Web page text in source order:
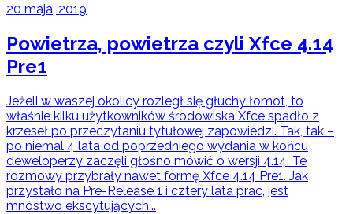
20 maja, 2019
Powietrza, powietrza czyli Xfce 4.14
Pre1
Jeżeli w waszej okolicy rozległ się głuchy łomot, to
właśnie kilku użytkowników środowiska Xfce spadło z
krzeseł po przeczytaniu tytułowej zapowiedzi. Tak, tak –
po niemal 4 lata od poprzedniego wydania w końcu
deweloperzy zaczęli głośno mówić o wersji 4.14. Te
rozmowy przybrały nawet formę Xfce 4.14 Pre1. Jak
przystało na Pre-Release 1 i cztery lata prac, jest
mnóstwo ekscytujących...